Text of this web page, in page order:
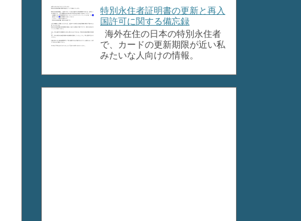
特別永住者証明書の更新と再入
国許可に関する備忘録
海外在住の日本の特別永住者
で、カードの更新期限が近い私
みたいな人向けの情報。